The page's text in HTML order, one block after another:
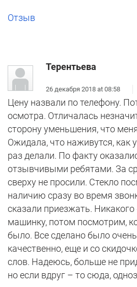
Отзыв
Терентьева
26 декабря 2018 at 08:58
Цену назвали по телефону.
осмотра. Отличалась
сторону уменьшения, что
Ожидала, что наживутся, как
раз делали. По факту
отзывчивыми ребятами. За
сверху не просили. Стекло
наличию сразу во время
сказали приезжать. Никакого
машинку, потом посмотрим,
было. Все сделано было
качественно, еще и со
слов. Надеюсь, больше не
но если вдруг – то сюда,